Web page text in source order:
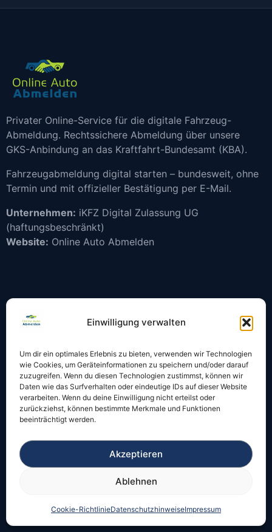
Einwilligung verwalten
Um dir ein optimales Erlebnis zu bieten, verwenden wir Technologien
wie Cookies, um Geräteinformationen zu speichern und/oder darauf
zuzugreifen. Wenn du diesen Technologien zustimmst, können wir
Daten wie das Surfverhalten oder eindeutige IDs auf dieser Website
verarbeiten. Wenn du deine Einwilligung nicht erteilst oder
zurückziehst, können bestimmte Merkmale und Funktionen
beeinträchtigt werden.
Akzeptieren
Ablehnen
Cookie-RichtlinieDatenschutzhinweiseImpressum
Privater Online-Service für die digitale Fahrzeug-
Abmeldung. Rechtssichere Abmeldung über unsere
GKS-Anbindung an das Kraftfahrt-Bundesamt (KBA).
Fahrzeugabmeldung digital starten – bundesweit, ohne
Termin und mit offizieller Bestätigung per E-Mail.
Unternehmen: iKFZ Digital Zulassung UG
(haftungsbeschränkt)
Website: Online Auto Abmelden
Quick Links
KFZ sofort abmelden
KFZ online anmelden
Blog
Alle Städte
Auto online abmelden